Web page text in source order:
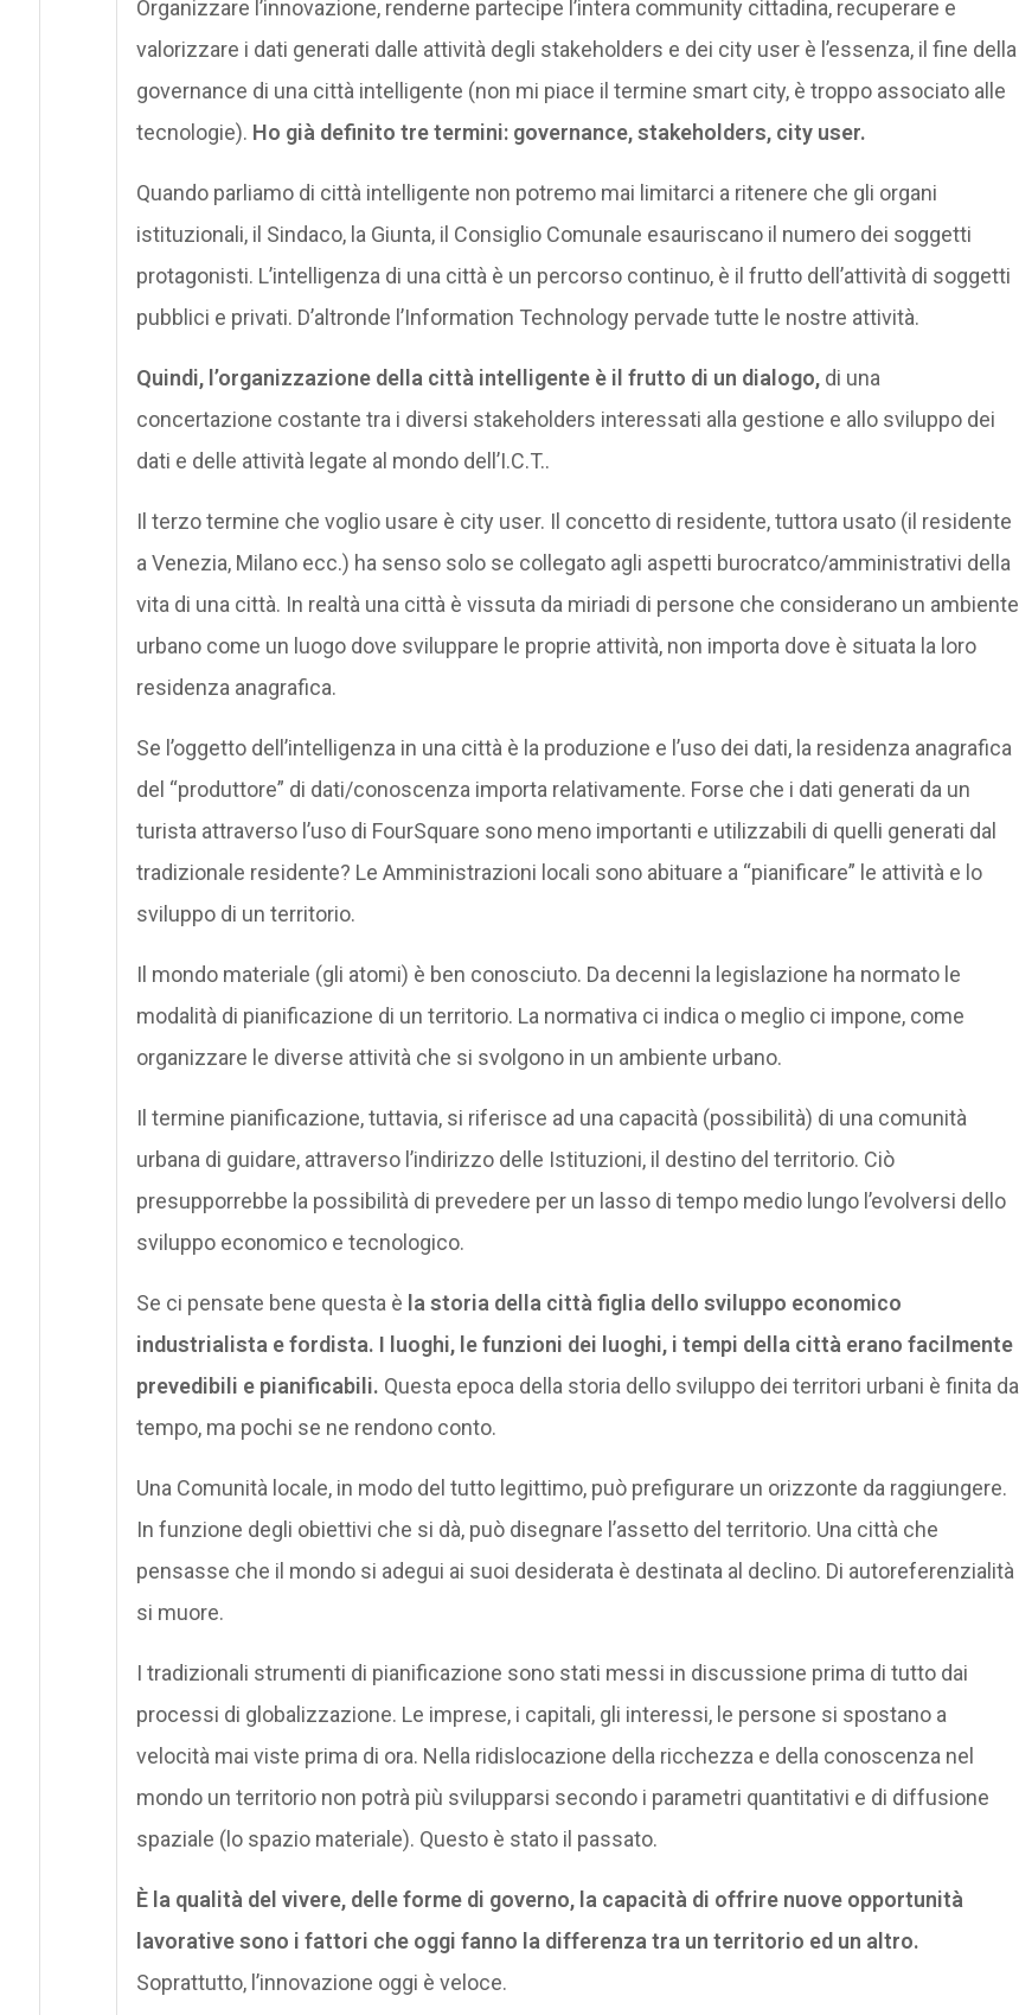
Organizzare l’innovazione, renderne partecipe l’intera community cittadina, recuperare e
valorizzare i dati generati dalle attività degli stakeholders e dei city user è l’essenza, il fine della
governance di una città intelligente (non mi piace il termine smart city, è troppo associato alle
tecnologie). Ho già definito tre termini: governance, stakeholders, city user.
Quando parliamo di città intelligente non potremo mai limitarci a ritenere che gli organi
istituzionali, il Sindaco, la Giunta, il Consiglio Comunale esauriscano il numero dei soggetti
protagonisti. L’intelligenza di una città è un percorso continuo, è il frutto dell’attività di soggetti
pubblici e privati. D’altronde l’Information Technology pervade tutte le nostre attività.
Quindi, l’organizzazione della città intelligente è il frutto di un dialogo, di una
concertazione costante tra i diversi stakeholders interessati alla gestione e allo sviluppo dei
dati e delle attività legate al mondo dell’I.C.T..
Il terzo termine che voglio usare è city user. Il concetto di residente, tuttora usato (il residente
a Venezia, Milano ecc.) ha senso solo se collegato agli aspetti burocratco/amministrativi della
vita di una città. In realtà una città è vissuta da miriadi di persone che considerano un ambiente
urbano come un luogo dove sviluppare le proprie attività, non importa dove è situata la loro
residenza anagrafica.
Se l’oggetto dell’intelligenza in una città è la produzione e l’uso dei dati, la residenza anagrafica
del “produttore” di dati/conoscenza importa relativamente. Forse che i dati generati da un
turista attraverso l’uso di FourSquare sono meno importanti e utilizzabili di quelli generati dal
tradizionale residente? Le Amministrazioni locali sono abituare a “pianificare” le attività e lo
sviluppo di un territorio.
Il mondo materiale (gli atomi) è ben conosciuto. Da decenni la legislazione ha normato le
modalità di pianificazione di un territorio. La normativa ci indica o meglio ci impone, come
organizzare le diverse attività che si svolgono in un ambiente urbano.
Il termine pianificazione, tuttavia, si riferisce ad una capacità (possibilità) di una comunità
urbana di guidare, attraverso l’indirizzo delle Istituzioni, il destino del territorio. Ciò
presupporrebbe la possibilità di prevedere per un lasso di tempo medio lungo l’evolversi dello
sviluppo economico e tecnologico.
Se ci pensate bene questa è la storia della città figlia dello sviluppo economico
industrialista e fordista. I luoghi, le funzioni dei luoghi, i tempi della città erano facilmente
prevedibili e pianificabili. Questa epoca della storia dello sviluppo dei territori urbani è finita da
tempo, ma pochi se ne rendono conto.
Una Comunità locale, in modo del tutto legittimo, può prefigurare un orizzonte da raggiungere.
In funzione degli obiettivi che si dà, può disegnare l’assetto del territorio. Una città che
pensasse che il mondo si adegui ai suoi desiderata è destinata al declino. Di autoreferenzialità
si muore.
I tradizionali strumenti di pianificazione sono stati messi in discussione prima di tutto dai
processi di globalizzazione. Le imprese, i capitali, gli interessi, le persone si spostano a
velocità mai viste prima di ora. Nella ridislocazione della ricchezza e della conoscenza nel
mondo un territorio non potrà più svilupparsi secondo i parametri quantitativi e di diffusione
spaziale (lo spazio materiale). Questo è stato il passato.
È la qualità del vivere, delle forme di governo, la capacità di offrire nuove opportunità
lavorative sono i fattori che oggi fanno la differenza tra un territorio ed un altro.
Soprattutto, l’innovazione oggi è veloce.